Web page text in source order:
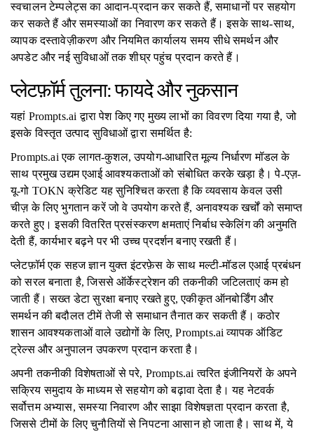
स्वचालन टेम्पलेट्स का आदान-प्रदान कर सकते हैं, समाधानों पर सहयोग
कर सकते हैं और समस्याओं का निवारण कर सकते हैं। इसके साथ-साथ,
व्यापक दस्तावेज़ीकरण और नियमित कार्यालय समय सीधे समर्थन और
अपडेट और नई सुविधाओं तक शीघ्र पहुंच प्रदान करते हैं।
प्लेटफ़ॉर्म तुलना: फायदे और नुकसान
यहां Prompts.ai द्वारा पेश किए गए मुख्य लाभों का विवरण दिया गया है, जो
इसके विस्तृत उत्पाद सुविधाओं द्वारा समर्थित है:
Prompts.ai एक लागत-कुशल, उपयोग-आधारित मूल्य निर्धारण मॉडल के
साथ प्रमुख उद्यम एआई आवश्यकताओं को संबोधित करके खड़ा है। पे-एज़-
यू-गो TOKN क्रेडिट यह सुनिश्चित करता है कि व्यवसाय केवल उसी
चीज़ के लिए भुगतान करें जो वे उपयोग करते हैं, अनावश्यक खर्चों को समाप्त
करते हुए। इसकी वितरित प्रसंस्करण क्षमताएं निर्बाध स्केलिंग की अनुमति
देती हैं, कार्यभार बढ़ने पर भी उच्च प्रदर्शन बनाए रखती हैं।
प्लेटफ़ॉर्म एक सहज ज्ञान युक्त इंटरफ़ेस के साथ मल्टी-मॉडल एआई प्रबंधन
को सरल बनाता है, जिससे ऑर्केस्ट्रेशन की तकनीकी जटिलताएं कम हो
जाती हैं। सख्त डेटा सुरक्षा बनाए रखते हुए, एकीकृत ऑनबोर्डिंग और
समर्थन की बदौलत टीमें तेजी से समाधान तैनात कर सकती हैं। कठोर
शासन आवश्यकताओं वाले उद्योगों के लिए, Prompts.ai व्यापक ऑडिट
ट्रेल्स और अनुपालन उपकरण प्रदान करता है।
अपनी तकनीकी विशेषताओं से परे, Prompts.ai त्वरित इंजीनियरों के अपने
सक्रिय समुदाय के माध्यम से सहयोग को बढ़ावा देता है। यह नेटवर्क
सर्वोत्तम अभ्यास, समस्या निवारण और साझा विशेषज्ञता प्रदान करता है,
जिससे टीमों के लिए चुनौतियों से निपटना आसान हो जाता है। साथ में, ये